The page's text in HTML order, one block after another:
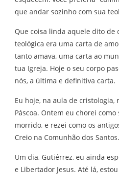
que andar sozinho com sua
Que coisa linda aquele dito de
teológica era uma carta de
tanto amava, uma carta ao
tua Igreja. Hoje o seu corpo
nós, a última e definitiva carta.
Eu hoje, na aula de cristologia,
Páscoa. Ontem eu chorei como
morrido, e rezei como os
Creio na Comunhão dos Santos.
Um dia, Gutiérrez, eu ainda
e Libertador Jesus. Até lá,